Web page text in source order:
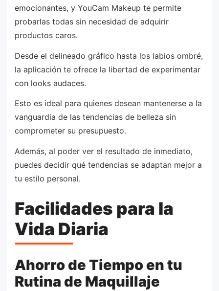
emocionantes, y YouCam Makeup te permite
probarlas todas sin necesidad de adquirir
productos caros.
Desde el delineado gráfico hasta los labios ombré,
la aplicación te ofrece la libertad de experimentar
con looks audaces.
Esto es ideal para quienes desean mantenerse a la
vanguardia de las tendencias de belleza sin
comprometer su presupuesto.
Además, al poder ver el resultado de inmediato,
puedes decidir qué tendencias se adaptan mejor a
tu estilo personal.
Facilidades para la
Vida Diaria
Ahorro de Tiempo en tu
Rutina de Maquillaje